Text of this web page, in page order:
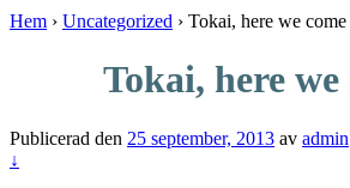
Hem › Uncategorized › Tokai, here we come
Tokai, here we
Publicerad den 25 september, 2013 av admin
↓